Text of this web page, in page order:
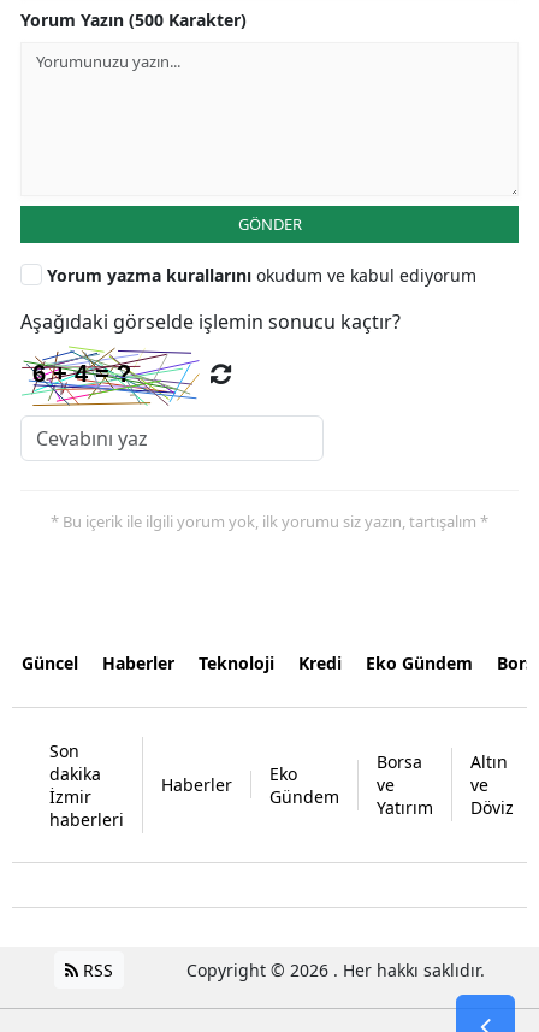
Yorum Yazın (500 Karakter)
GÖNDER
Yorum yazma kurallarını okudum ve kabul ediyorum
Aşağıdaki görselde işlemin sonucu kaçtır?
* Bu içerik ile ilgili yorum yok, ilk yorumu siz yazın, tartışalım *
Güncel Haberler Teknoloji Kredi Eko Gündem
Son
dakika
İzmir
haberleri
Haberler
Eko
Gündem
Borsa
ve
Yatırım
Altın
ve
Döviz
RSS Copyright © 2026 . Her hakkı saklıdır.